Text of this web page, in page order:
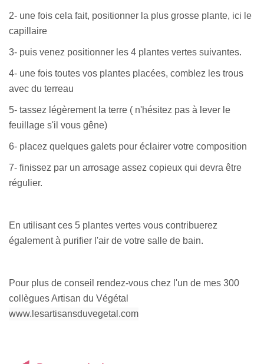
2- une fois cela fait, positionner la plus grosse plante, ici le
capillaire
3- puis venez positionner les 4 plantes vertes suivantes.
4- une fois toutes vos plantes placées, comblez les trous
avec du terreau
5- tassez légèrement la terre ( n'hésitez pas à lever le
feuillage s'il vous gêne)
6- placez quelques galets pour éclairer votre composition
7- finissez par un arrosage assez copieux qui devra être
régulier.
En utilisant ces 5 plantes vertes vous contribuerez
également à purifier l'air de votre salle de bain.
Pour plus de conseil rendez-vous chez l'un de mes 300
collègues Artisan du Végétal
www.lesartisansduvegetal.com